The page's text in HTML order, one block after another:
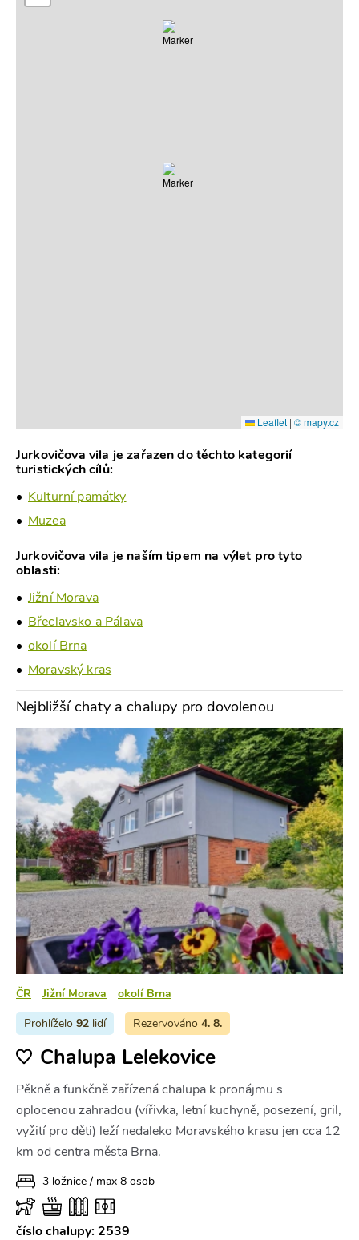
Leaflet | © mapy.cz
Jurkovičova vila je zařazen do těchto kategorií
turistických cílů:
Kulturní památky
Muzea
Jurkovičova vila je naším tipem na výlet pro tyto
oblasti:
Jižní Morava
Břeclavsko a Pálava
okolí Brna
Moravský kras
Nejbližší chaty a chalupy pro dovolenou
ČR Jižní Morava okolí Brna
Prohlíželo 92 lidí Rezervováno 4. 8.
Chalupa Lelekovice
Pěkně a funkčně zařízená chalupa k pronájmu s
oplocenou zahradou (vířivka, letní kuchyně, posezení, gril,
vyžití pro děti) leží nedaleko Moravského krasu jen cca 12
km od centra města Brna.
3 ložnice / max 8 osob
číslo chalupy: 2539